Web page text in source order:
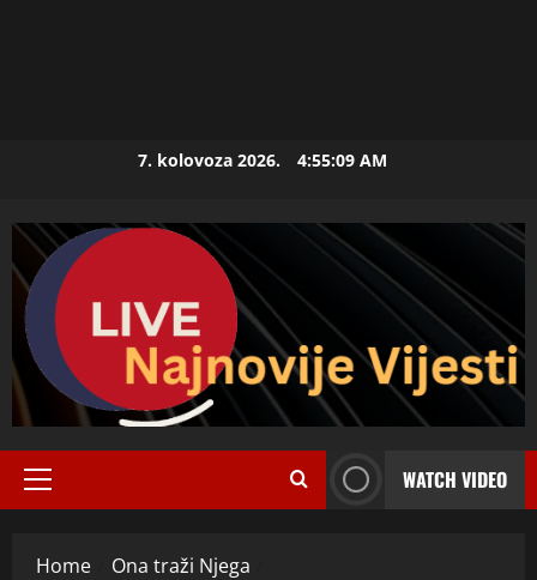
7. kolovoza 2026. 4:55:10 AM
Primary
WATCH VIDEO
Home
Ona traži Njega